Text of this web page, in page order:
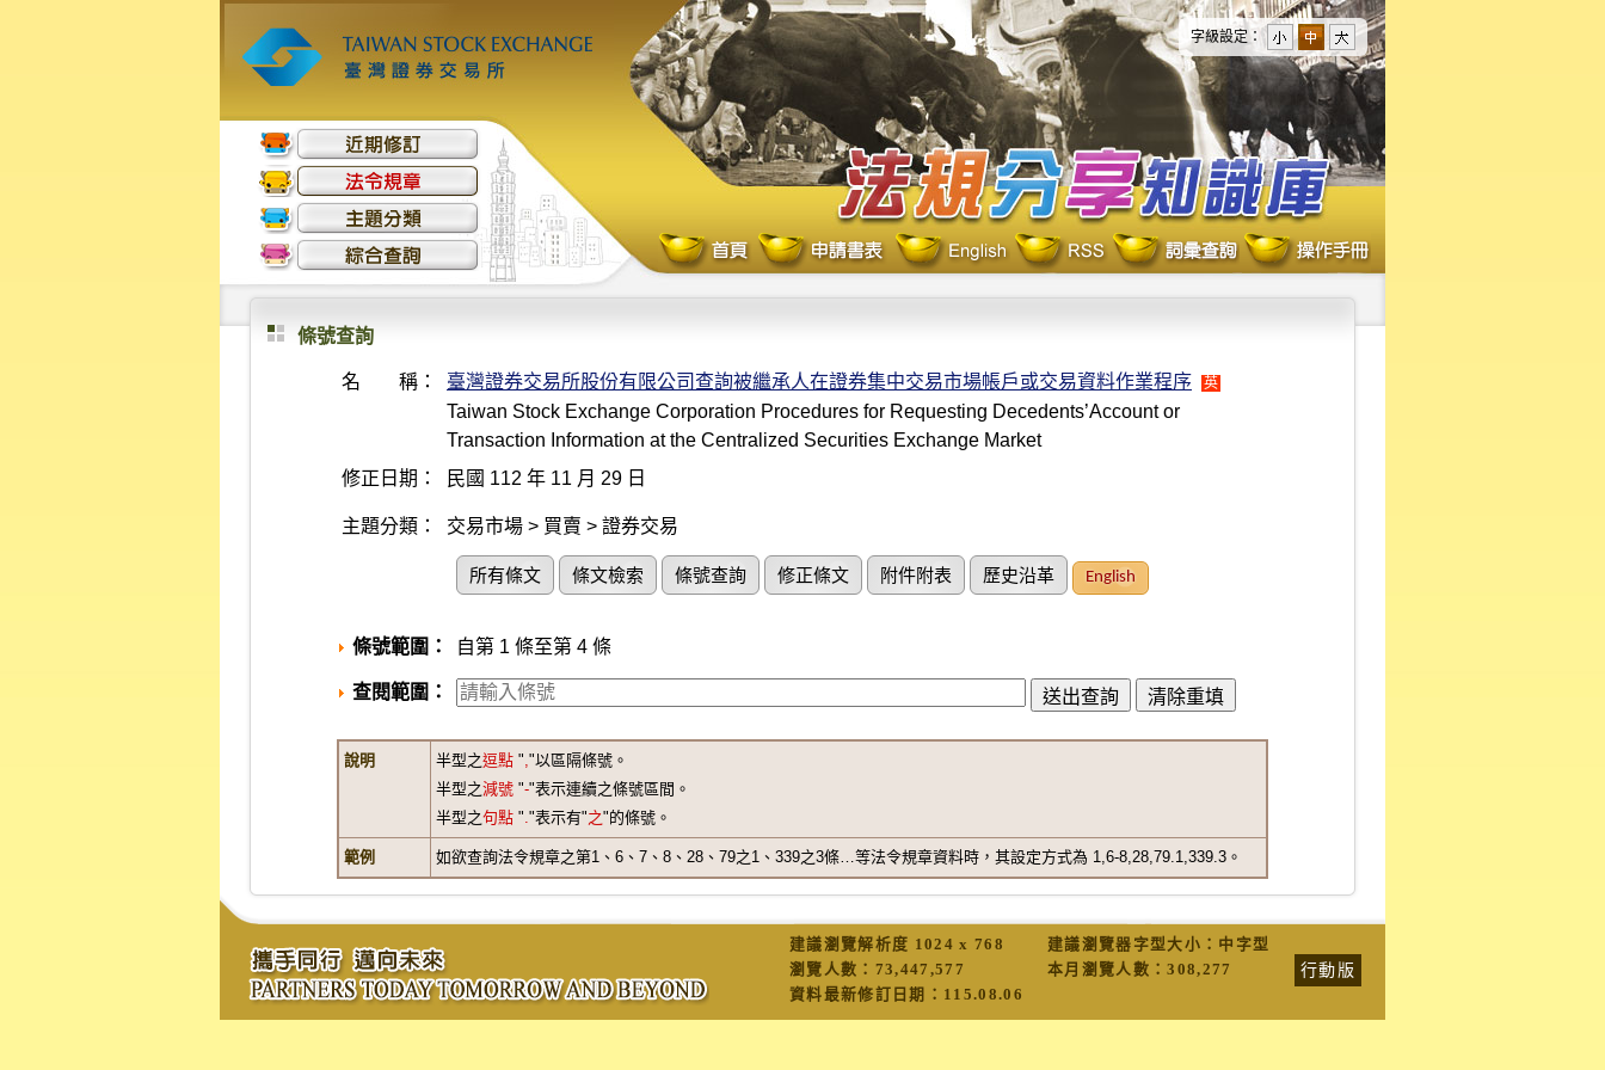
字級設定：
條號查詢
名 稱： 臺灣證券交易所股份有限公司查詢被繼承人在證券集中交易市場帳戶或交易資料作業程序 英
Taiwan Stock Exchange Corporation Procedures for Requesting Decedents’Account or
Transaction Information at the Centralized Securities Exchange Market
修正日期：
民國 112 年 11 月 29 日
主題分類： 交易市場 > 買賣 > 證券交易
所有條文 條文檢索 條號查詢 修正條文 附件附表 歷史沿革 English
條號範圍： 自第 1 條至第 4 條
查閱範圍：
說明 半型之逗點 ","以區隔條號。
半型之減號 "-"表示連續之條號區間。
半型之句點 "."表示有"之"的條號。
範例 如欲查詢法令規章之第1、6、7、8、28、79之1、339之3條…等法令規章資料時，其設定方式為 1,6-8,28,79.1,339.3。
建議瀏覽解析度 1024 x 768 建議瀏覽器字型大小：中字型
行動版
瀏覽人數： 73,447,577 本月瀏覽人數：308,277
資料最新修訂日期： 115.08.06